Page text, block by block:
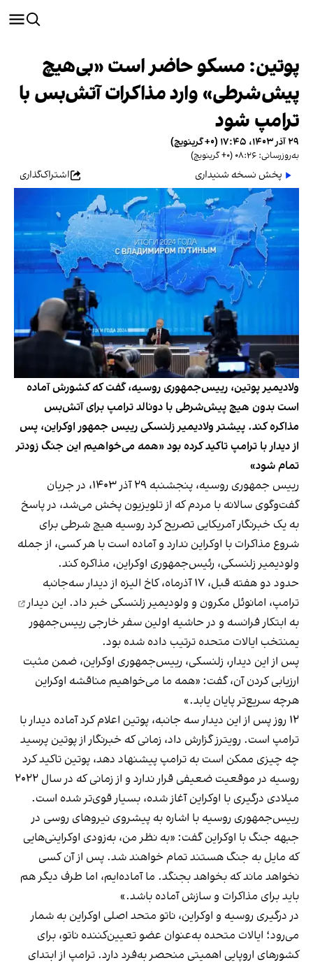
پوتین: مسکو حاضر است «بی‌هیچ
پیش‌شرطی» وارد مذاکرات آتش‌بس با
ترامپ شود
۲۹ آذر ۱۴۰۳، ۱۷:۴۵ (‎+۰ گرینویچ)
به‌روزرسانی: ۰۸:۲۶ (‎+۰ گرینویچ)
پخش نسخه شنیداری اشتراک‌گذاری
ولادیمیر پوتین، رییس‌جمهوری روسیه، گفت که کشورش آماده
است بدون هیچ پیش‌شرطی با دونالد ترامپ برای آتش‌بس
مذاکره کند. پیشتر ولادیمیر زلنسکی رییس جمهور اوکراین، پس
از دیدار با ترامپ تاکید کرده بود «همه می‌خواهیم این جنگ زودتر
تمام شود»
رییس جمهوری روسیه، پنجشنبه ۲۹ آذر ۱۴۰۳، در جریان
گفت‌وگوی سالانه با مردم که از تلویزیون پخش می‌شد، در پاسخ
به یک خبرنگار آمریکایی تصریح کرد روسیه هیچ شرطی برای
شروع مذاکرات با اوکراین ندارد و آماده است با هر کسی، از جمله
ولودیمیر زلنسکی، رئیس‌جمهوری اوکراین، مذاکره کند.
حدود دو هفته قبل، ۱۷ آذرماه، کاخ الیزه از دیدار سه‌جانبه
ترامپ، امانوئل مکرون و ولودیمیر زلنسکی خبر داد. این دیدار
به ابتکار فرانسه و در حاشیه اولین سفر خارجی رییس‌جمهور
یمنتخب ایالات متحده ترتیب داده شده بود.
پس از این دیدار، زلنسکی، رییس‌جمهوری اوکراین، ضمن مثبت
ارزیابی کردن آن، گفت: «همه ما می‌خواهیم مناقشه اوکراین
هرچه سریع‌تر پایان یابد.»
۱۲ روز پس از این دیدار سه جانبه، پوتین اعلام کرد آماده دیدار با
ترامپ است. رویترز گزارش داد، زمانی که خبرنگار از پوتین پرسید
چه چیزی ممکن است به ترامپ پیشنهاد دهد، پوتین تاکید کرد
روسیه در موقعیت ضعیفی قرار ندارد و از زمانی که در سال ۲۰۲۲
میلادی درگیری با اوکراین آغاز شده، بسیار قوی‌تر شده است.
رییس‌جمهوری روسیه با اشاره به پیشروی نیروهای روسی در
جبهه جنگ با اوکراین گفت: «به نظر من، به‌زودی اوکراینی‌هایی
که مایل به جنگ هستند تمام خواهند شد. پس از آن کسی
نخواهد ماند که بخواهد بجنگد. ما آماده‌ایم، اما طرف دیگر هم
باید برای مذاکرات و سازش آماده باشد.»
در درگیری روسیه و اوکراین، ناتو متحد اصلی اوکراین به شمار
می‌رود؛ ایالات متحده به‌عنوان عضو تعیین‌کننده ناتو، برای
کشورهای اروپایی اهمیتی منحصر به‌‌فرد دارد. ترامپ از ابتدای